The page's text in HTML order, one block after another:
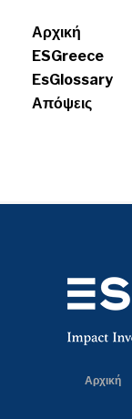
Αρχική
ESGreece
EsGlossary
Απόψεις
Αρχική